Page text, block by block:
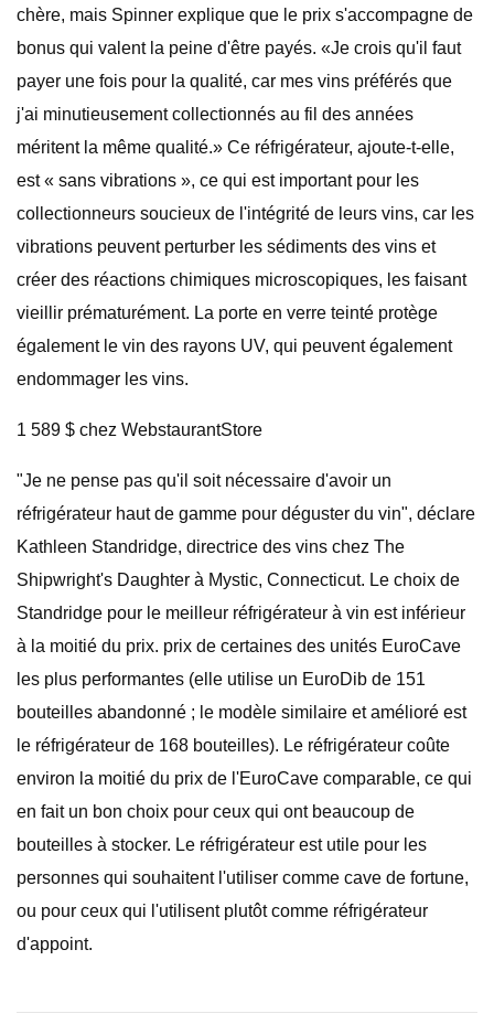
chère, mais Spinner explique que le prix s'accompagne de
bonus qui valent la peine d'être payés. «Je crois qu'il faut
payer une fois pour la qualité, car mes vins préférés que
j'ai minutieusement collectionnés au fil des années
méritent la même qualité.» Ce réfrigérateur, ajoute-t-elle,
est « sans vibrations », ce qui est important pour les
collectionneurs soucieux de l'intégrité de leurs vins, car les
vibrations peuvent perturber les sédiments des vins et
créer des réactions chimiques microscopiques, les faisant
vieillir prématurément. La porte en verre teinté protège
également le vin des rayons UV, qui peuvent également
endommager les vins.
1 589 $ chez WebstaurantStore
"Je ne pense pas qu'il soit nécessaire d'avoir un
réfrigérateur haut de gamme pour déguster du vin", déclare
Kathleen Standridge, directrice des vins chez The
Shipwright's Daughter à Mystic, Connecticut. Le choix de
Standridge pour le meilleur réfrigérateur à vin est inférieur
à la moitié du prix. prix de certaines des unités EuroCave
les plus performantes (elle utilise un EuroDib de 151
bouteilles abandonné ; le modèle similaire et amélioré est
le réfrigérateur de 168 bouteilles). Le réfrigérateur coûte
environ la moitié du prix de l'EuroCave comparable, ce qui
en fait un bon choix pour ceux qui ont beaucoup de
bouteilles à stocker. Le réfrigérateur est utile pour les
personnes qui souhaitent l'utiliser comme cave de fortune,
ou pour ceux qui l'utilisent plutôt comme réfrigérateur
d'appoint.